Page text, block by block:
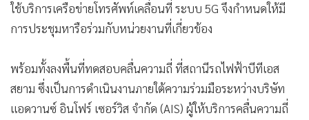
• หุ้น
• อินโดจีน
กองทุนรวม
• Celeb Online
Factcheck
ใช้บริการเครือข่ายโทรศัพท์เคลื่อนที่ ระบบ 5G จึงกำหนดให้มี
การประชุมหารือร่วมกับหน่วยงานที่เกี่ยวข้อง
พร้อมทั้งลงพื้นที่ทดสอบคลื่นความถี่ ที่สถานีรถไฟฟ้าบีทีเอส
สยาม ซึ่งเป็นการดำเนินงานภายใต้ความร่วมมือระหว่างบริษัท
แอดวานซ์ อินโฟร์ เซอร์วิส จำกัด (AIS) ผู้ให้บริการคลื่นความถี่